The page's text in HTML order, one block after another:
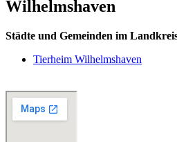
Wilhelmshaven
Städte und Gemeinden im
Tierheim Wilhelmshaven